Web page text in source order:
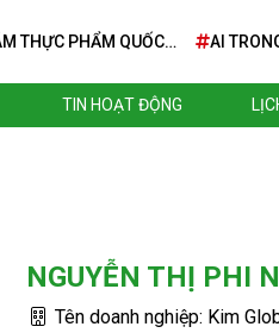
THỰC PHẨM QUỐC
AI
TRIỂN
TIN HOẠT ĐỘNG
NGUYỄN THỊ PHI
Tên doanh nghiệp: Kim